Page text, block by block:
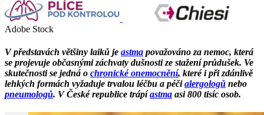
Adobe Stock
V představách většiny laiků je astma považováno za nemoc, která
se projevuje občasnými záchvaty dušnosti ze stažení průdušek. Ve
skutečnosti se jedná o chronické onemocnění, které i při zdánlivě
lehkých formách vyžaduje trvalou léčbu a péčialergologů nebo
pneumologů. V České republice trápíastma asi 800 tisíc osob.